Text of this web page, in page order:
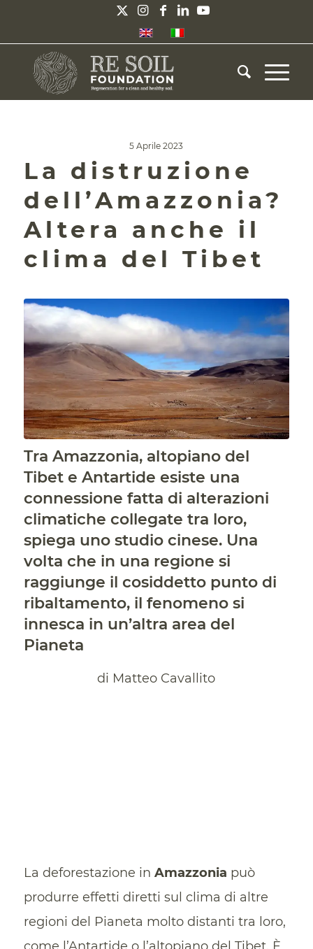
5 Aprile 2023
La distruzione
dell’Amazzonia?
Altera anche il
clima del Tibet
Tra Amazzonia, altopiano del
Tibet e Antartide esiste una
connessione fatta di alterazioni
climatiche collegate tra loro,
spiega uno studio cinese. Una
volta che in una regione si
raggiunge il cosiddetto punto di
ribaltamento, il fenomeno si
innesca in un’altra area del
Pianeta
di Matteo Cavallito
La deforestazione in Amazzonia può
produrre effetti diretti sul clima di altre
regioni del Pianeta molto distanti tra loro,